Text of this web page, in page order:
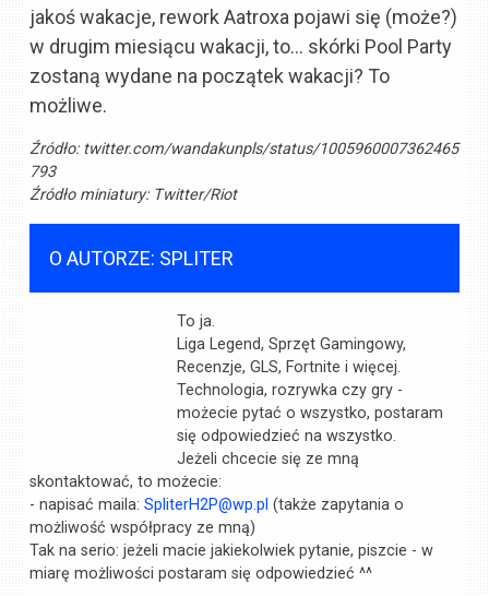
jakoś wakacje, rework Aatroxa pojawi się (może?)
w drugim miesiącu wakacji, to… skórki Pool Party
zostaną wydane na początek wakacji? To
możliwe.
Źródło:twitter.com/wandakunpls/status/1005960007362465
793
Źródło miniatury: Twitter/Riot
O AUTORZE: SPLITER
To ja.
Liga Legend, Sprzęt Gamingowy,
Recenzje, GLS, Fortnite i więcej.
Technologia, rozrywka czy gry -
możecie pytać o wszystko, postaram
się odpowiedzieć na wszystko.
Jeżeli chcecie się ze mną
skontaktować, to możecie:
- napisać maila:SpliterH2P@wp.pl (także zapytania o
możliwość współpracy ze mną)
Tak na serio: jeżeli macie jakiekolwiek pytanie, piszcie - w
miarę możliwości postaram się odpowiedzieć ^^